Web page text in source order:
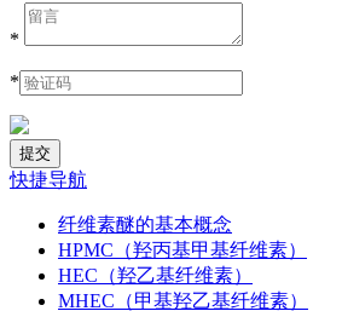
*
*
快捷导航
纤维素醚的基本概念
HPMC（羟丙基甲基纤维素）
HEC（羟乙基纤维素）
MHEC（甲基羟乙基纤维素）